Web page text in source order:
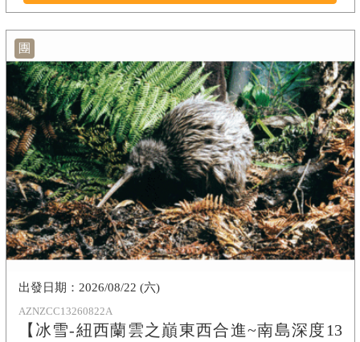
團
AZNZCC13260822A
【冰雪-紐西蘭雲之巔東西合進~南島深度13
2026/08/22 (六)